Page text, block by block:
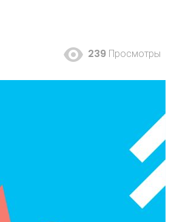
239 Просмотры